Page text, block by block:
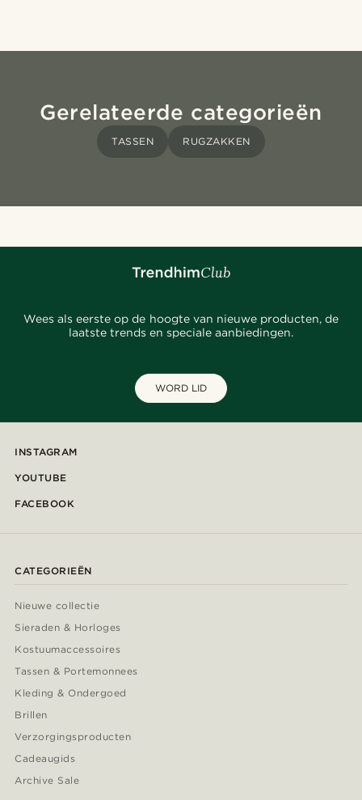
Gerelateerde categorieën
TASSEN RUGZAKKEN
Wees als eerste op de hoogte van nieuwe producten, de
laatste trends en speciale aanbiedingen.
WORD LID
INSTAGRAM
YOUTUBE
FACEBOOK
CATEGORIEËN
Nieuwe collectie
Sieraden & Horloges
Kostuumaccessoires
Tassen & Portemonnees
Kleding & Ondergoed
Brillen
Verzorgingsproducten
Cadeaugids
Archive Sale